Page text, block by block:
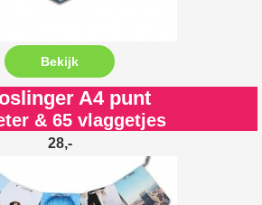
Bekijk
A4 punt
& 65 vlaggetjes
28,-